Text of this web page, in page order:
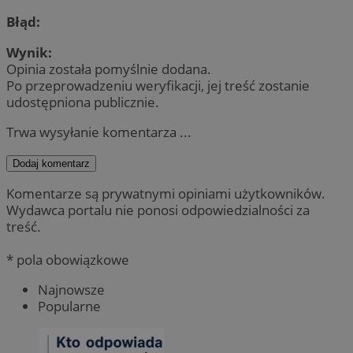
Błąd:
Wynik:
Opinia została pomyślnie dodana.
Po przeprowadzeniu weryfikacji, jej treść zostanie
udostępniona publicznie.
Trwa wysyłanie komentarza ...
Dodaj komentarz
Komentarze są prywatnymi opiniami użytkowników.
Wydawca portalu nie ponosi odpowiedzialności za
treść.
* pola obowiązkowe
Najnowsze
Popularne